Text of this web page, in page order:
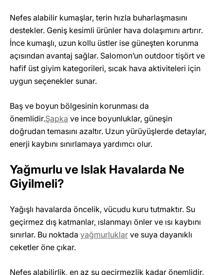
Nefes alabilir kumaşlar, terin hızla buharlaşmasını
destekler. Geniş kesimli ürünler hava dolaşımını artırır.
İnce kumaşlı, uzun kollu üstler ise güneşten korunma
açısından avantaj sağlar. Salomon’un outdoor tişört ve
hafif üst giyim kategorileri, sıcak hava aktiviteleri için
uygun seçenekler sunar.
Baş ve boyun bölgesinin korunması da
önemlidir.Şapka ve ince boyunluklar, güneşin
doğrudan temasını azaltır. Uzun yürüyüşlerde detaylar,
enerji kaybını sınırlamaya yardımcı olur.
Yağmurlu ve Islak Havalarda Ne
Giyilmeli?
Yağışlı havalarda öncelik, vücudu kuru tutmaktır. Su
geçirmez dış katmanlar, ıslanmayı önler ve ısı kaybını
sınırlar. Bu noktada yağmurluklar ve suya dayanıklı
ceketler öne çıkar.
Nefes alabilirlik, en az su geçirmezlik kadar önemlidir.